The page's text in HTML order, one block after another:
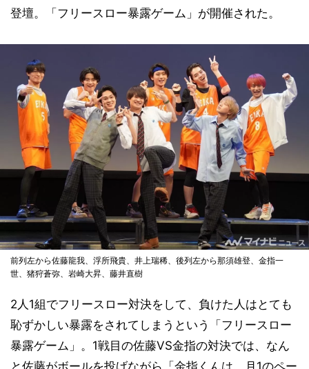
登壇。「フリースロー暴露ゲーム」が開催された。
前列左から佐藤龍我、浮所飛貴、井上瑞稀、後列左から那須雄登、金指一
世、猪狩蒼弥、岩崎大昇、藤井直樹
2人1組でフリースロー対決をして、負けた人はとても
恥ずかしい暴露をされてしまうという「フリースロー
暴露ゲーム」。1戦目の佐藤VS金指の対決では、なん
と佐藤がボールを投げながら「金指くんは、月1のペー